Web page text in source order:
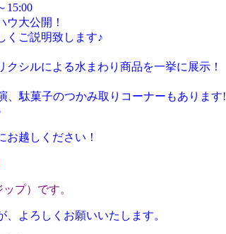
15:00
大公開！
ご説明致します♪
ルによる水まわり商品を一挙に展示！
駄菓子のつかみ取りコーナーもあります!
しください！
）です。
よろしくお願いいたします。